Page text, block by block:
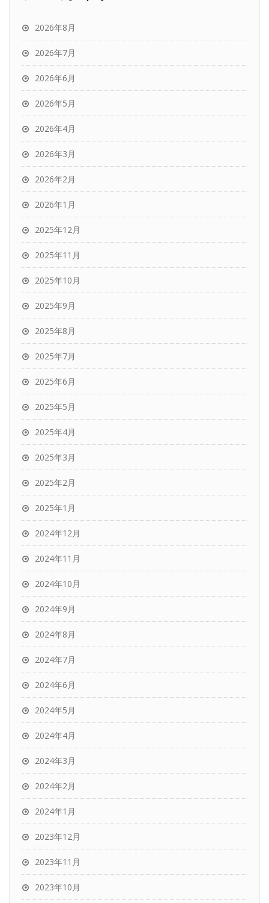
2026年8月
2026年7月
2026年6月
2026年5月
2026年4月
2026年3月
2026年2月
2026年1月
2025年12月
2025年11月
2025年10月
2025年9月
2025年8月
2025年7月
2025年6月
2025年5月
2025年4月
2025年3月
2025年2月
2025年1月
2024年12月
2024年11月
2024年10月
2024年9月
2024年8月
2024年7月
2024年6月
2024年5月
2024年4月
2024年3月
2024年2月
2024年1月
2023年12月
2023年11月
2023年10月